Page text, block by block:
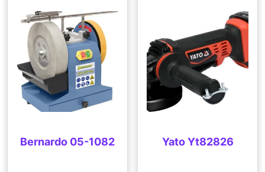
Bernardo 05-1082 Yato Yt82826